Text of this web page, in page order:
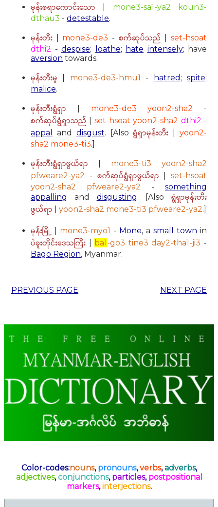
မုန်းစရာကောင်းသော
mone3-sa1-ya2 koun3-
dthau3 - detestable.
မုန်းတီး mone3-de3 - စက်ဆုပ်သည် |set-hsoat
dthi2 - despise; loathe; hate intensely; have
aversion towards.
မုန်းတီးမှု mone3-de3-hmu1 - hatred ;spite;
malice.
မုန်းတီးရွံရှာ mone3-de3 yoon2-sha2 -
စက်ဆုပ်ရွံရှာသည် set-hsoat yoon2-sha2 dthi2 -
appal
and disgust. [Alsoရွံရှာမုန်းတီး |yoon2-
sha2 mone3-ti3.]
မုန်းတီးရွံရှာဖွယ်ရာ
mone3-ti3 yoon2-sha2
pfweare2-ya2
- စက်ဆုပ်ရွံရှာဖွယ်ရာ
set-hsoat
yoon2-sha2 pfweare2-ya2
- something
appalling
and disgusting. [Also ရွံရှာမုန်းတီး
ဖွယ်ရာ
yoon2-sha2 mone3-ti3 pfweare2-ya2.]
မုန်းမြို့ mone3-myo1 - Mone, a small town in
ပဲခူးတိုင်းဒေသကြီး ba1-go3 tine3 day2-tha1-ji3 -
Bago Region, Myanmar.
PREVIOUS PAGE NEXT PAGE
Color-codes:nouns, pronouns,verbs,adverbs,
adjectives,conjunctions, particles, postpositional
markers,interjections.